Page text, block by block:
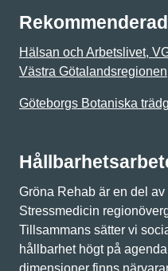
Hälsan och Arbetslivet,
Västra Götalandsregionen
Göteborgs Botaniska
Gröna Rehab är en del
Stressmedicin
Tillsammans sätter vi
hållbarhet högt på